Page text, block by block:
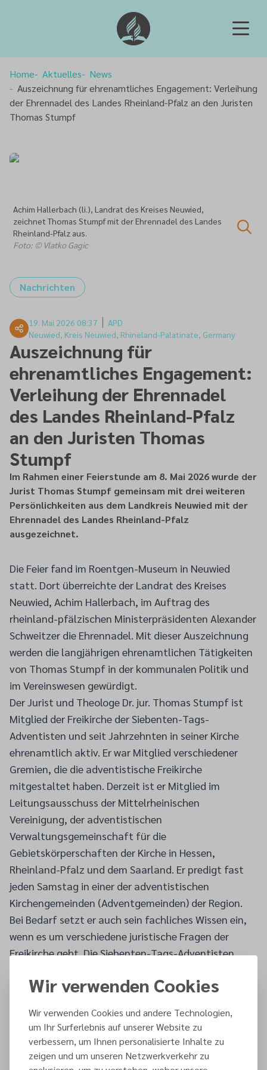
Home Aktuelles
News
Auszeichnung für ehrenamtliches Engagement: Verleihung
der Ehrennadel des Landes Rheinland-Pfalz an den Juristen
Thomas Stumpf
Achim Hallerbach (li.), Landrat des Kreises Neuwied,
zeichnet Thomas Stumpf mit der Ehrennadel des Landes
Rheinland-Pfalz aus.
Foto: © Vlatko Gagic
Nachrichten
19. Mai 2026 08:37
APD
Neuwied, Kreis Neuwied, Rhineland-Palatinate, Germany
Auszeichnung für
ehrenamtliches Engagement:
Verleihung der Ehrennadel
des Landes Rheinland-Pfalz
an den Juristen Thomas
Stumpf
Im Rahmen einer Feierstunde am 8. Mai 2026 wurde der
Jurist Thomas Stumpf gemeinsam mit drei weiteren
Persönlichkeiten aus dem Landkreis Neuwied mit der
Ehrennadel des Landes Rheinland-Pfalz
ausgezeichnet.
Die Feier fand im Roentgen-Museum in Neuwied
statt. Dort überreichte der Landrat des Kreises
Neuwied, Achim Hallerbach, im Auftrag des
rheinland-pfälzischen Ministerpräsidenten Alexander
Schweitzer die Ehrennadel. Mit dieser Auszeichnung
werden die langjährigen ehrenamtlichen Tätigkeiten
von Thomas Stumpf in der kommunalen Politik und
im Vereinswesen gewürdigt.
Der Jurist und Theologe Dr. jur. Thomas Stumpf ist
Mitglied der Freikirche der Siebenten-Tags-
Adventisten und seit Jahrzehnten in seiner Kirche
ehrenamtlich aktiv. Er war Mitglied verschiedener
Gremien, die die adventistische Freikirche
mitgestaltet haben. Derzeit ist er Mitglied im
Leitungsausschuss der Mittelrheinischen
Vereinigung, der adventistischen
Verwaltungsgemeinschaft für die
Gebietskörperschaften der Kirche in Hessen,
Rheinland-Pfalz und dem Saarland. Er predigt fast
jeden Samstag in einer der adventistischen
Kirchengemeinden (Adventgemeinden) der Region.
Bei Bedarf setzt er auch sein fachliches Wissen ein,
wenn es um verschiedene juristische Fragen der
Freikirche geht. Die Siebenten-Tags-Adventisten
(Sabbat) und feiern an diesem Tag Gottesdienst.
Vlatko Gagic, Vorstandsmitglied der
Mittelrheinischen Vereinigung, Thomas Stumpf zur
Verleihung der Ehrennadel und bedankte sich
Wir verwenden Cookies
Wir verwenden Cookies und andere Technologien,
um Ihr Surferlebnis auf unserer Website zu
verbessern, um Ihnen personalisierte Inhalte zu
zeigen und um unseren Netzwerkverkehr zu